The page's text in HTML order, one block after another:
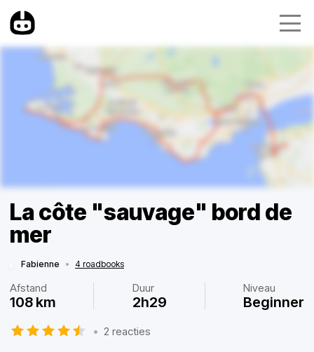
La côte "sauvage" bord de
mer
Fabienne • 4 roadbooks
Afstand
108 km
Duur
2h29
Niveau
Beginner
• 2 reacties